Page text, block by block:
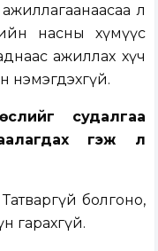
л
насны хүмүүс
ажиллах хүч
нэмэгдэхгүй.
судалгаа
гэж л
болгоно,
гарахгүй.